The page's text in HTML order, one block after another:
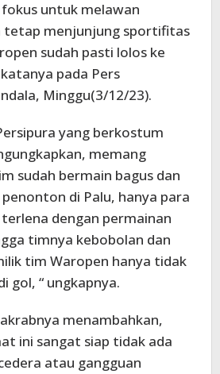
untuk melawan
tetap menjunjung sportifitas
sudah pasti lolos ke
pada Pers
Minggu(3/12/23).
yang berkostum
memang
sudah bermain bagus dan
di Palu, hanya para
dengan permainan
timnya kebobolan dan
tim Waropen hanya tidak
gol, “ ungkapnya.
menambahkan,
ini sangat siap tidak ada
atau gangguan